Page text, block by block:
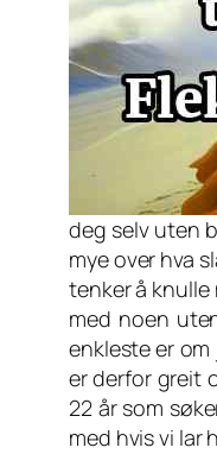
deg selv uten
mye over hva
tenker å knulle
med noen
enkleste er
er derfor greit
22 år som
med hvis vi lar